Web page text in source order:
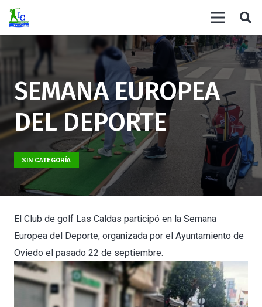
SEMANA EUROPEA
DEL DEPORTE
SIN CATEGORÍA
El Club de golf Las Caldas participó en la Semana
Europea del Deporte, organizada por el Ayuntamiento de
Oviedo el pasado 22 de septiembre.